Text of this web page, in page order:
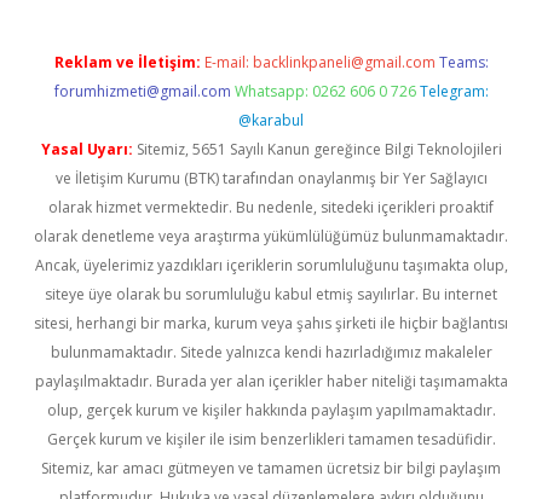
Reklam ve İletişim: E-mail: backlinkpaneli@gmail.com Teams:
forumhizmeti@gmail.com Whatsapp: 0262 606 0 726 Telegram:
@karabul
Yasal Uyarı: Sitemiz, 5651 Sayılı Kanun gereğince Bilgi Teknolojileri
ve İletişim Kurumu (BTK) tarafından onaylanmış bir Yer Sağlayıcı
olarak hizmet vermektedir. Bu nedenle, sitedeki içerikleri proaktif
olarak denetleme veya araştırma yükümlülüğümüz bulunmamaktadır.
Ancak, üyelerimiz yazdıkları içeriklerin sorumluluğunu taşımakta olup,
siteye üye olarak bu sorumluluğu kabul etmiş sayılırlar. Bu internet
sitesi, herhangi bir marka, kurum veya şahıs şirketi ile hiçbir bağlantısı
bulunmamaktadır. Sitede yalnızca kendi hazırladığımız makaleler
paylaşılmaktadır. Burada yer alan içerikler haber niteliği taşımamakta
olup, gerçek kurum ve kişiler hakkında paylaşım yapılmamaktadır.
Gerçek kurum ve kişiler ile isim benzerlikleri tamamen tesadüfidir.
Sitemiz, kar amacı gütmeyen ve tamamen ücretsiz bir bilgi paylaşım